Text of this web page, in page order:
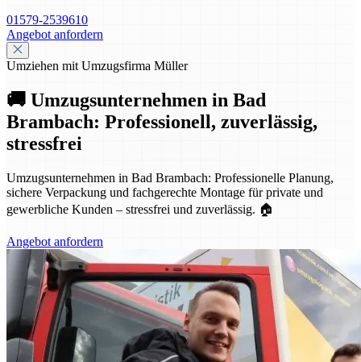
01579-2539610
Angebot anfordern
Umziehen mit Umzugsfirma Müller
🚚 Umzugsunternehmen in Bad
Brambach: Professionell, zuverlässig,
stressfrei
Umzugsunternehmen in Bad Brambach: Professionelle Planung,
sichere Verpackung und fachgerechte Montage für private und
gewerbliche Kunden – stressfrei und zuverlässig. 🏠
Angebot anfordern